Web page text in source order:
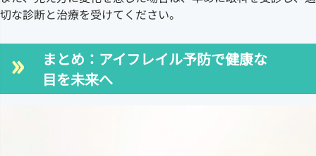
切な診断と治療を受けてください。
まとめ：アイフレイル予防で健康な
目を未来へ